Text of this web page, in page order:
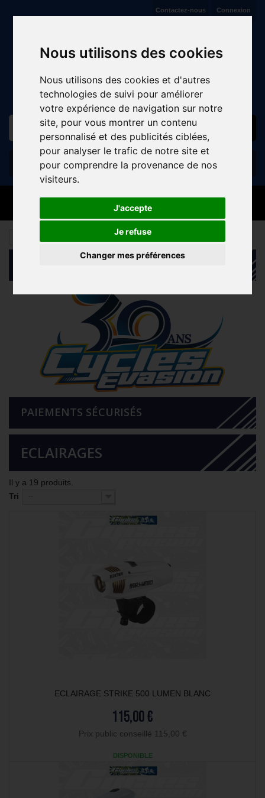
Nous utilisons des cookies
Nous utilisons des cookies et d'autres
technologies de suivi pour améliorer
votre expérience de navigation sur notre
site, pour vous montrer un contenu
personnalisé et des publicités ciblées,
pour analyser le trafic de notre site et
pour comprendre la provenance de nos
visiteurs.
J'accepte
Je refuse
Changer mes préférences
Connexion
Contactez-nous
Panier (vide)
MENU
ECLAIRAGES
PAIEMENTS SÉCURISÉS
ECLAIRAGES
Il y a 19 produits.
Tri
--
ECLAIRAGE STRIKE 500 LUMEN BLANC
115,00 €
Prix public conseillé 115,00 €
DISPONIBLE